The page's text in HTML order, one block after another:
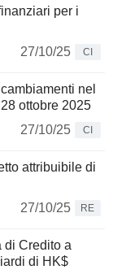
per i
27/10/25
CI
nel
ottobre 2025
27/10/25
CI
attribuibile di
27/10/25
RE
di Credito a
di HK$